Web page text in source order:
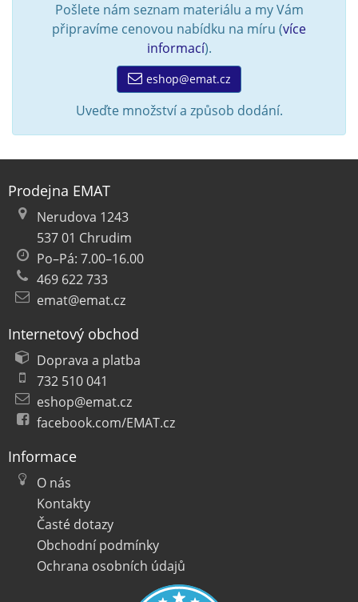
Pošlete nám seznam materiálu a my Vám
připravíme cenovou nabídku na míru (více
informací).
eshop@emat.cz
Uveďte množství a způsob dodání.
Prodejna EMAT
Nerudova 1243
537 01 Chrudim
Po–Pá: 7.00–16.00
469 622 733
emat@emat.cz
Internetový obchod
Doprava a platba
732 510 041
eshop@emat.cz
facebook.com/EMAT.cz
Informace
O nás
Kontakty
Časté dotazy
Obchodní podmínky
Ochrana osobních údajů